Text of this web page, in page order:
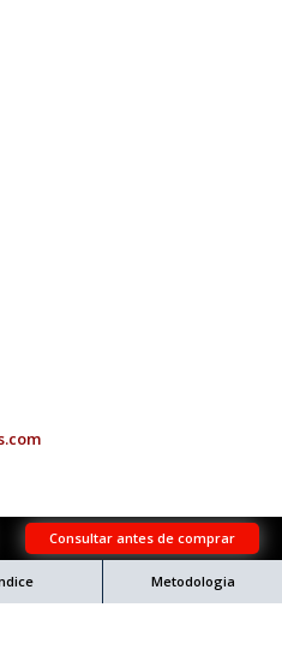
Consultar antes de comprar
Metodologia